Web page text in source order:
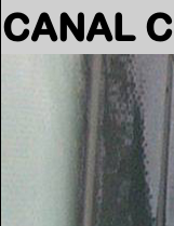
CANAL